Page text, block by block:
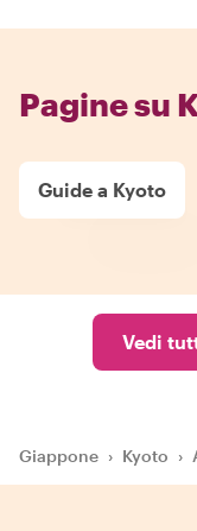
Pagine su
Guide a Kyoto
Vedi
Giappone › Kyoto ›